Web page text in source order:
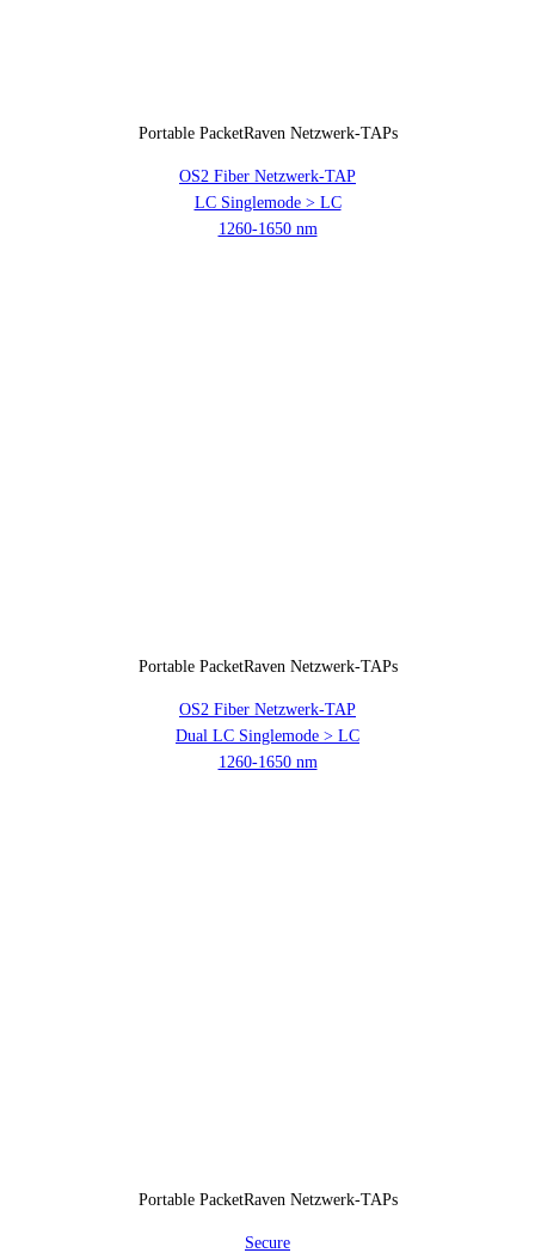
Portable PacketRaven Netzwerk-TAPs
OS2 Fiber Netzwerk-TAP
LC Singlemode > LC
1260-1650 nm
Portable PacketRaven Netzwerk-TAPs
OS2 Fiber Netzwerk-TAP
Dual LC Singlemode > LC
1260-1650 nm
Portable PacketRaven Netzwerk-TAPs
Secure